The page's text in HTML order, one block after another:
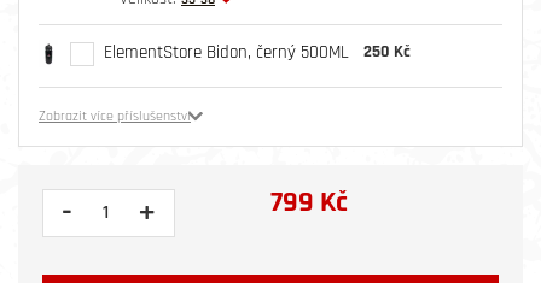
ElementStore Bidon, černý 500ML 250 Kč
Zobrazit více příslušenství
- + 799 Kč